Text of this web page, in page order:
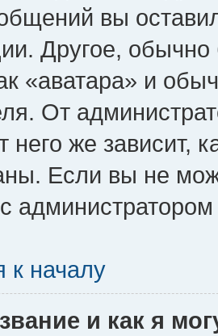
вы
Другое,
«аватара» и
От
него же зависит,
Если вы не
к началу
и как я